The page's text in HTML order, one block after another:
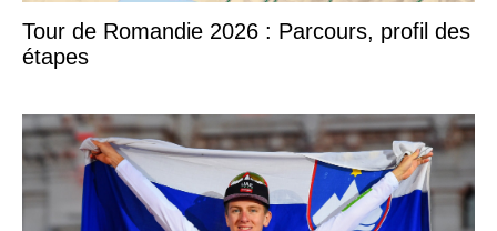
Tour de Romandie 2026 : Parcours, profil des
étapes